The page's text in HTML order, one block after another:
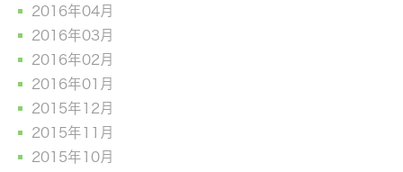
2016年04月
2016年03月
2016年02月
2016年01月
2015年12月
2015年11月
2015年10月